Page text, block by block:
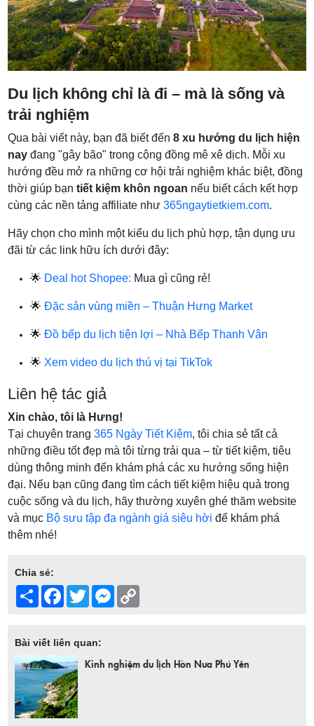
Du lịch không chỉ là đi – mà là sống và
trải nghiệm
Qua bài viết này, bạn đã biết đến8 xu hướng du lịch hiện
nay đang "gây bão" trong cộng đồng mê xê dịch. Mỗi xu
hướng đều mở ra những cơ hội trải nghiệm khác biệt, đồng
thời giúp bạntiết kiệm khôn ngoan nếu biết cách kết hợp
cùng các nền tảng affiliate như365ngaytietkiem.com.
Hãy chọn cho mình một kiểu du lịch phù hợp, tận dụng ưu
đãi từ các link hữu ích dưới đây:
🌟 Deal hot Shopee: Mua gì cũng rẻ!
🌟Đặc sản vùng miền – Thuận Hưng Market
🌟Đồ bếp du lịch tiện lợi – Nhà Bếp Thanh Vân
🌟 Xem video du lịch thú vị tại TikTok
Liên hệ tác giả
Xin chào, tôi là Hưng!
Tại chuyên trang365 Ngày Tiết Kiệm, tôi chia sẻ tất cả
những điều tốt đẹp mà tôi từng trải qua – từ tiết kiệm, tiêu
dùng thông minh đến khám phá các xu hướng sống hiện
đại. Nếu bạn cũng đang tìm cách tiết kiệm hiệu quả trong
cuộc sống và du lịch, hãy thường xuyên ghé thăm website
và mục Bộ sưu tập đa ngành giá siêu hời để khám phá
thêm nhé!
Chia sẻ:
Share Facebook
TwitterMessenger
Bài viết liên quan:
Kinh nghiệm du lịch Hòn Nưa Phú Yên